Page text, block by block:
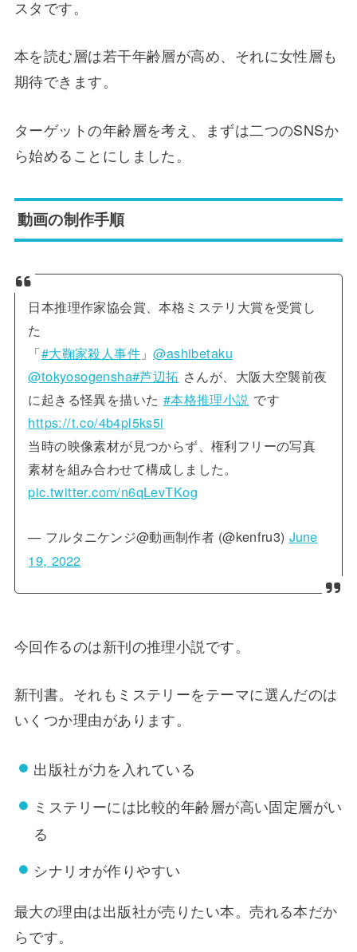
スタです。
本を読む層は若干年齢層が高め、それに女性層も
期待できます。
ターゲットの年齢層を考え、まずは二つのSNSか
ら始めることにしました。
動画の制作手順
日本推理作家協会賞、本格ミステリ大賞を受賞し
た
「#大鞠家殺人事件 」@ashibetaku
@tokyosogensha#芦辺拓 さんが、大阪大空襲前夜
に起きる怪異を描いた #本格推理小説 です
https://t.co/4b4pl5ks5i
当時の映像素材が見つからず、権利フリーの写真
素材を組み合わせて構成しました。
pic.twitter.com/n6qLevTKog
— フルタニケンジ@動画制作者 (@kenfru3) June
19, 2022
今回作るのは新刊の推理小説です。
新刊書。それもミステリーをテーマに選んだのは
いくつか理由があります。
出版社が力を入れている
ミステリーには比較的年齢層が高い固定層がい
る
シナリオが作りやすい
最大の理由は出版社が売りたい本。売れる本だか
らです。